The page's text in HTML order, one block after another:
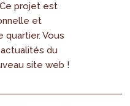
projet est
et
quartier. Vous
du
site web !